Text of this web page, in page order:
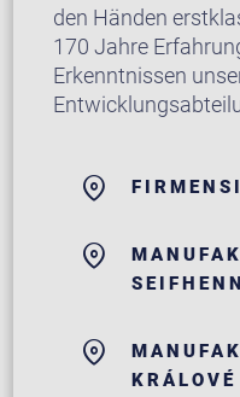
den Händen
170 Jahre
Erkenntnissen
KRÁLOVÉ